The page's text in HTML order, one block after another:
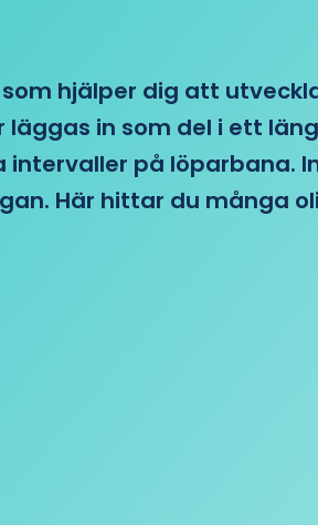
hjälper dig att
in som del i ett
på löparbana.
Här hittar du många